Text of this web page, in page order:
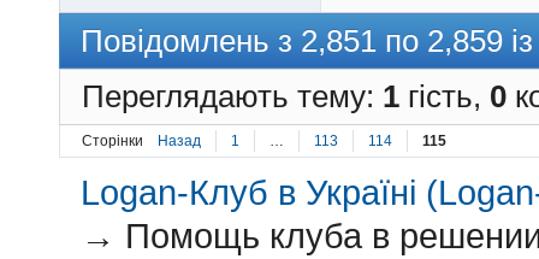
Повідомлень з 2,851 по 2,859
Переглядають тему: 1 гість, 0
Сторінки Назад 1 113 114 115
Logan-Клуб в Україні
→ Помощь клуба в